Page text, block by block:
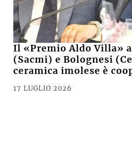
Il «Premio Aldo Villa»
(Sacmi) e Bolognesi
ceramica imolese è
17 LUGLIO 2026